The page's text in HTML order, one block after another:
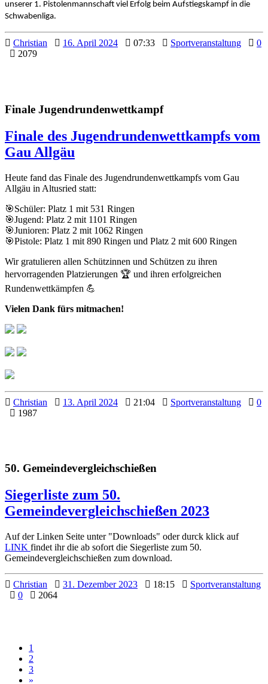
unserer 1. Pistolenmannschaft viel Erfolg beim Aufstiegskampf in die
Schwabenliga.
Christian 16. April 2024 07:33 Sportveranstaltung
0
2079
Finale Jugendrundenwettkampf
Finale des Jugendrundenwettkampfs vom
Gau Allgäu
Heute fand das Finale des Jugendrundenwettkampfs vom Gau
Allgäu in Altusried statt:
🎯Schüler: Platz 1 mit 531 Ringen
🎯Jugend: Platz 2 mit 1101 Ringen
🎯Junioren: Platz 2 mit 1062 Ringen
🎯Pistole: Platz 1 mit 890 Ringen und Platz 2 mit 600 Ringen
Wir gratulieren allen Schützinnen und Schützen zu ihren
hervorragenden Platzierungen 🏆 und ihren erfolgreichen
Rundenwettkämpfen 💪
Vielen Dank fürs mitmachen!
Christian 13. April 2024 21:04 Sportveranstaltung
0
1987
50. Gemeindevergleichschießen
Siegerliste zum 50.
Gemeindevergleichschießen 2023
Auf der Linken Seite unter "Downloads" oder durck klick auf
LINK findet ihr die ab sofort die Siegerliste zum 50.
Gemeindevergleichschießen zum download.
Christian 31. Dezember 2023 18:15
Sportveranstaltung
0
2064
1
2
3
»